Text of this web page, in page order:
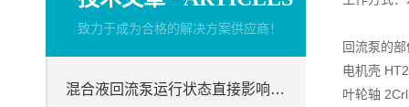
致力于成为合格的解决方案供应商！
混合液回流泵运行状态直接影响整个工艺流程的稳定性与效率
回流泵的
电机壳
叶轮轴